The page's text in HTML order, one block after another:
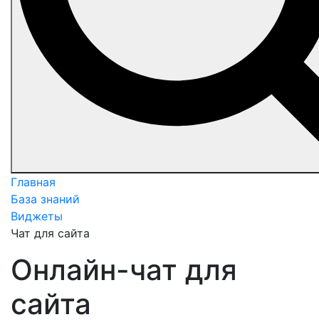
Главная
База знаний
Виджеты
Чат для сайта
Онлайн-чат для
сайта